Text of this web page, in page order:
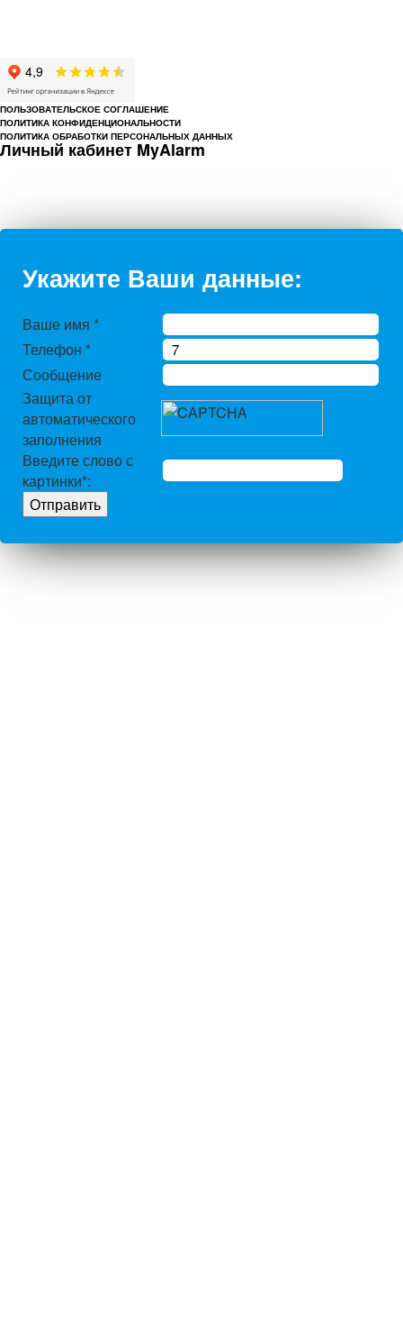
ПОЛЬЗОВАТЕЛЬСКОЕ СОГЛАШЕНИЕ
ПОЛИТИКА КОНФИДЕНЦИОНАЛЬНОСТИ
ПОЛИТИКА ОБРАБОТКИ ПЕРСОНАЛЬНЫХ ДАННЫХ
Личный кабинет MyAlarm
Укажите Ваши данные:
Ваше имя *
Телефон *
Сообщение
Защита от
автоматического
заполнения
Введите слово с
картинки*: